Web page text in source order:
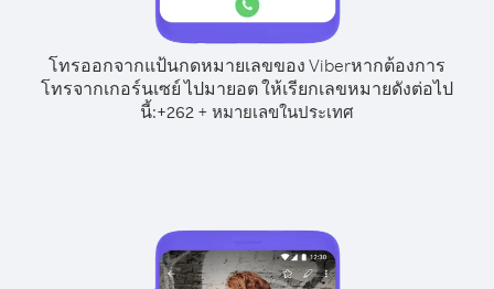
โทรออกจากแป้นกดหมายเลขของ Viberหากต้องการ
โทรจากเกอร์นเซย์ ไปมายอต ให้เรียกเลขหมายดังต่อไป
นี้:+262 + หมายเลขในประเทศ